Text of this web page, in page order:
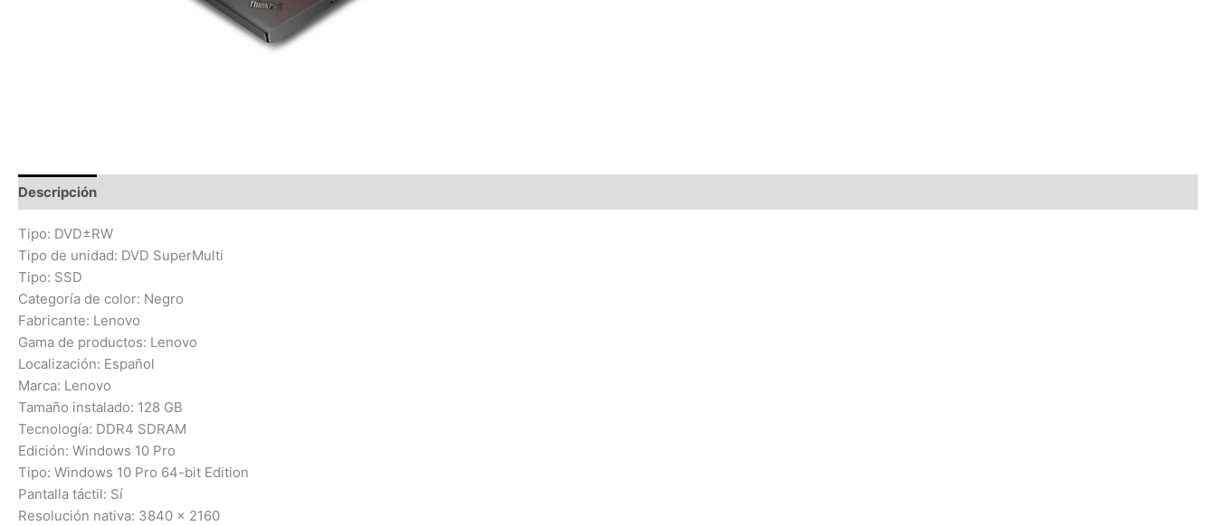
Descripción
Tipo: DVD±RW
Tipo de unidad: DVD SuperMulti
Tipo: SSD
Categoría de color: Negro
Fabricante: Lenovo
Gama de productos: Lenovo
Localización: Español
Marca: Lenovo
Tamaño instalado: 128 GB
Tecnología: DDR4 SDRAM
Edición: Windows 10 Pro
Tipo: Windows 10 Pro 64-bit Edition
Pantalla táctil: Sí
Resolución nativa: 3840 x 2160